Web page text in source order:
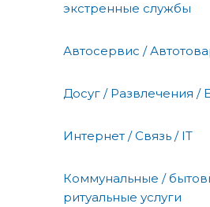
экстренные службы
Автосервис /
Досуг / Развлечения /
Интернет / Связь / IT
Коммунальные /
ритуальные услуги